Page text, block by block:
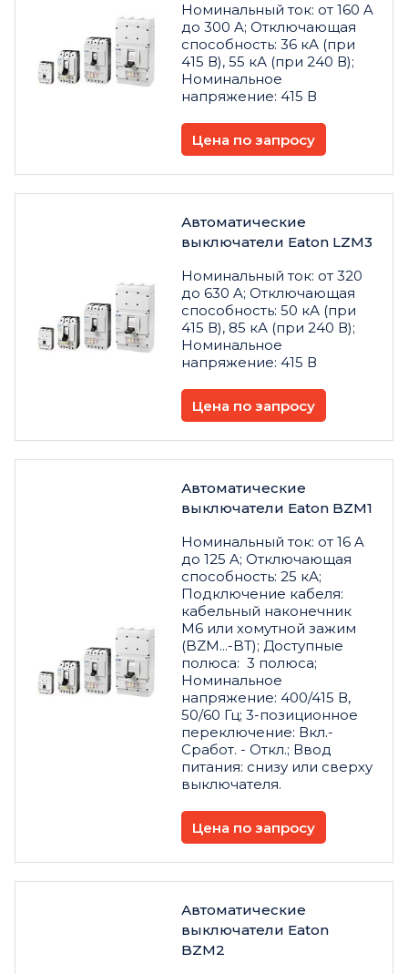
Номинальный ток: от 160 A
до 300 A; Отключающая
способность: 36 кА (при
415 В), 55 кА (при 240 В);
Номинальное
напряжение: 415 В
Цена по запросу
Автоматические
выключатели Eaton LZM3
Номинальный ток: от 320
до 630 A; Отключающая
способность: 50 кА (при
415 В), 85 кА (при 240 В);
Номинальное
напряжение: 415 В
Цена по запросу
Автоматические
выключатели Eaton BZM1
Номинальный ток: от 16 A
до 125 A; Отключающая
способность: 25 кА;
Подключение кабеля:
кабельный наконечник
M6 или хомутной зажим
(BZM...-BT); Доступные
полюса: 3 полюса;
Номинальное
напряжение: 400/415 В,
50/60 Гц; 3-позиционное
переключение: Вкл.-
Сработ. - Откл.; Ввод
питания: снизу или сверху
выключателя.
Цена по запросу
Автоматические
выключатели Eaton
BZM2